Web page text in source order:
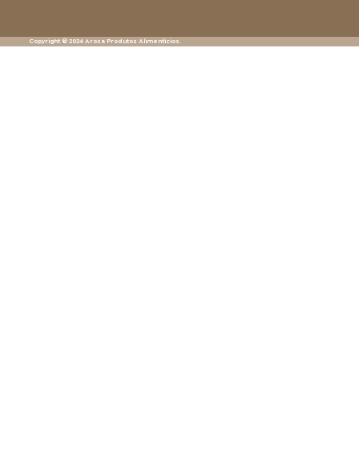
Copyright © 2024 Arosa Produtos Alimentícios.